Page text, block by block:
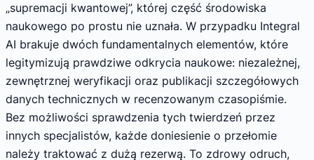
„supremacji kwantowej”, której część środowiska
naukowego po prostu nie uznała. W przypadku Integral
AI brakuje dwóch fundamentalnych elementów, które
legitymizują prawdziwe odkrycia naukowe: niezależnej,
zewnętrznej weryfikacji oraz publikacji szczegółowych
danych technicznych w recenzowanym czasopiśmie.
Bez możliwości sprawdzenia tych twierdzeń przez
innych specjalistów, każde doniesienie o przełomie
należy traktować z dużą rezerwą. To zdrowy odruch,